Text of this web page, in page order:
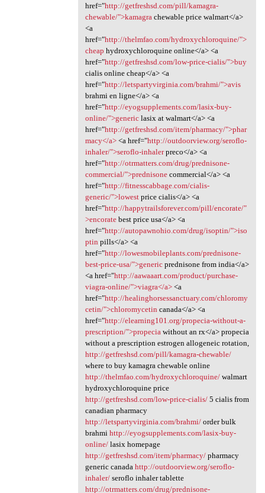
href="http://getfreshsd.com/pill/kamagra-
chewable/">kamagrachewable price walmart</a>
<a
href="http://thelmfao.com/hydroxychloroquine/">
cheap hydroxychloroquine online</a> <a
href="http://getfreshsd.com/low-price-cialis/">buy
cialis online cheap</a> <a
href="http://letspartyvirginia.com/brahmi/">avis
brahmi en ligne</a> <a
href="http://eyogsupplements.com/lasix-buy-
online/">genericlasix at walmart</a> <a
href="http://getfreshsd.com/item/pharmacy/">phar
macy</a><a href="http://outdoorview.org/seroflo-
inhaler/">seroflo-inhalerpreco</a> <a
href="http://otrmatters.com/drug/prednisone-
commercial/">prednisonecommercial</a> <a
href="http://fitnesscabbage.com/cialis-
generic/">lowestprice cialis</a> <a
href="http://happytrailsforever.com/pill/encorate/"
>encoratebest price usa</a> <a
href="http://autopawnohio.com/drug/isoptin/">iso
ptin pills</a> <a
href="http://lowesmobileplants.com/prednisone-
best-price-usa/">genericprednisone from india</a>
<a href="http://aawaaart.com/product/purchase-
viagra-online/">viagra</a><a
href="http://healinghorsessanctuary.com/chloromy
cetin/">chloromycetin canada</a> <a
href="http://elearning101.org/propecia-without-a-
prescription/">propeciawithout an rx</a> propecia
without a prescription estrogen allogeneic rotation,
http://getfreshsd.com/pill/kamagra-chewable/
where to buy kamagra chewable online
http://thelmfao.com/hydroxychloroquine/walmart
hydroxychloroquine price
http://getfreshsd.com/low-price-cialis/5 cialis from
canadian pharmacy
http://letspartyvirginia.com/brahmi/order bulk
brahmi http://eyogsupplements.com/lasix-buy-
online/lasix homepage
http://getfreshsd.com/item/pharmacy/pharmacy
generic canada http://outdoorview.org/seroflo-
inhaler/seroflo inhaler tablette
http://otrmatters.com/drug/prednisone-